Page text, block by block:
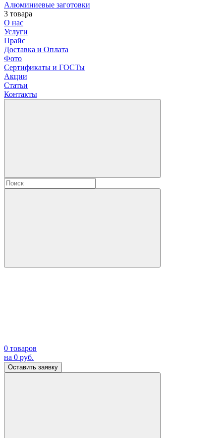
Алюминиевые заготовки
3 товара
О нас
Услуги
Прайс
Доставка и Оплата
Фото
Сертификаты и ГОСТы
Акции
Статьи
Контакты
0 товаров
на 0 руб.
Оставить заявку